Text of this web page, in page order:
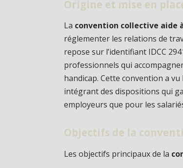
Origine et mise en
La convention collective aide
réglementer les relations de
repose sur l’identifiant IDCC
professionnels qui
handicap. Cette convention a
intégrant des dispositions qui
employeurs que pour les
Objectifs de la
Les objectifs principaux de la